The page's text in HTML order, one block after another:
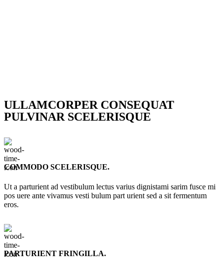
ULLAMCORPER CONSEQUAT
PULVINAR SCELERISQUE
COMMODO SCELERISQUE.
Ut a parturient ad vestibulum lectus varius dignistami sarim fusce mi
pos uere ante vivamus vesti bulum part urient sed a sit fermentum
eros.
PARTURIENT FRINGILLA.